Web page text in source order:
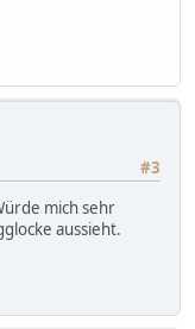
#3
mich sehr
aussieht.